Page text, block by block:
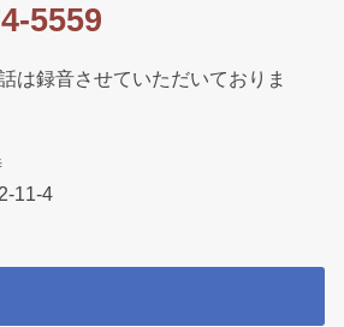
5559
は録音させていただいておりま
11-4